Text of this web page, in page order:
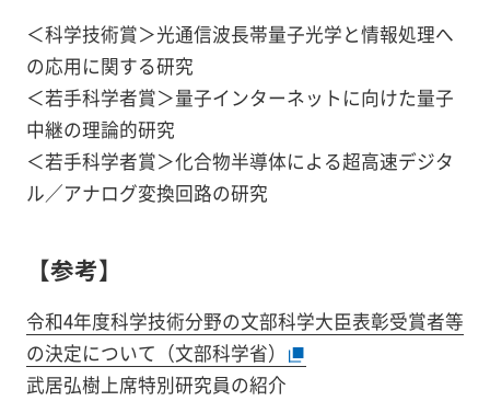
＜科学技術賞＞光通信波長帯量子光学と情報処理へ
の応用に関する研究
＜若手科学者賞＞量子インターネットに向けた量子
中継の理論的研究
＜若手科学者賞＞化合物半導体による超高速デジタ
ル／アナログ変換回路の研究
【参考】
令和4年度科学技術分野の文部科学大臣表彰受賞者等
の決定について（文部科学省）
武居弘樹上席特別研究員の紹介